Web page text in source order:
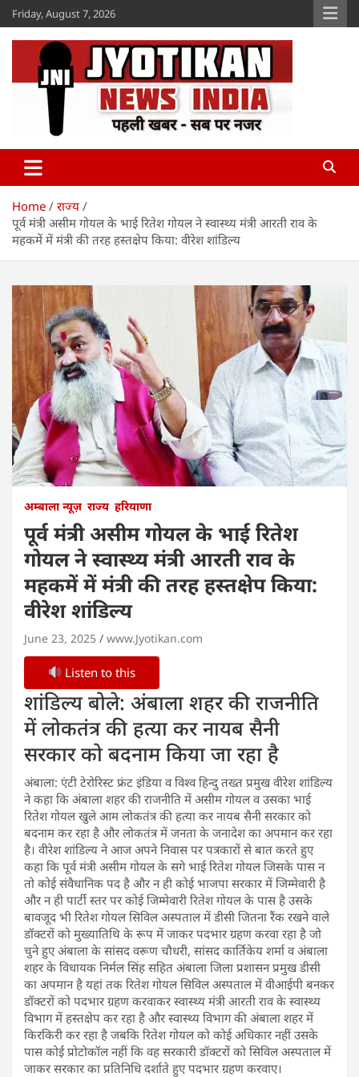
Skip
to
content
Friday, August 7, 2026
Jyotikan
Home
राज्य
पूर्व मंत्री असीम गोयल के भाई रितेश गोयल ने स्वास्थ्य मंत्री आरती राव के
महकमें में मंत्री की तरह हस्तक्षेप किया: वीरेश शांडिल्य
अम्बाला न्यूज़ राज्य हरियाणा
पूर्व मंत्री असीम गोयल के भाई रितेश
गोयल ने स्वास्थ्य मंत्री आरती राव के
महकमें में मंत्री की तरह हस्तक्षेप किया:
वीरेश शांडिल्य
June 23, 2025 www.Jyotikan.com
Listen to this
शांडिल्य बोले: अंबाला शहर की राजनीति
में लोकतंत्र की हत्या कर नायब सैनी
सरकार को बदनाम किया जा रहा है
अंबाला: एंटी टेरोरिस्ट फ्रंट इंडिया व विश्व हिन्दु तख्त प्रमुख वीरेश शांडिल्य
ने कहा कि अंबाला शहर की राजनीति में असीम गोयल व उसका भाई
रितेश गोयल खुले आम लोकतंत्र की हत्या कर नायब सैनी सरकार को
बदनाम कर रहा है और लोकतंत्र में जनता के जनादेश का अपमान कर रहा
है। वीरेश शांडिल्य ने आज अपने निवास पर पत्रकारों से बात करते हुए
कहा कि पूर्व मंत्री असीम गोयल के सगे भाई रितेश गोयल जिसके पास न
तो कोई संवैधानिक पद है और न ही कोई भाजपा सरकार में जिम्मेवारी है
और न ही पार्टी स्तर पर कोई जिम्मेवारी रितेश गोयल के पास है उसके
बावजूद भी रितेश गोयल सिविल अस्पताल में डीसी जितना रैंक रखने वाले
डॉक्टरों को मुख्यातिथि के रूप में जाकर पदभार ग्रहण करवा रहा है जो
चुने हुए अंबाला के सांसद वरूण चौधरी, सांसद कार्तिकेय शर्मा व अंबाला
शहर के विधायक निर्मल सिंह सहित अंबाला जिला प्रशासन प्रमुख डीसी
का अपमान है यहां तक रितेश गोयल सिविल अस्पताल में वीआईपी बनकर
डॉक्टरों को पदभार ग्रहण करवाकर स्वास्थ्य मंत्री आरती राव के स्वास्थ्य
विभाग में हस्तक्षेप कर रहा है और स्वास्थ्य विभाग की अंबाला शहर में
किरकिरी कर रहा है जबकि रितेश गोयल को कोई अधिकार नहीं उसके
पास कोई प्रोटोकॉल नहीं कि वह सरकारी डॉक्टरों को सिविल अस्पताल में
जाकर सरकार का प्रतिनिधि दर्शाते हुए पदभार ग्रहण करवाए।